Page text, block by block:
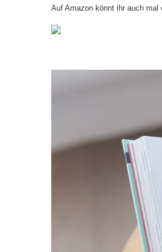
Auf Amazon könnt ihr auch